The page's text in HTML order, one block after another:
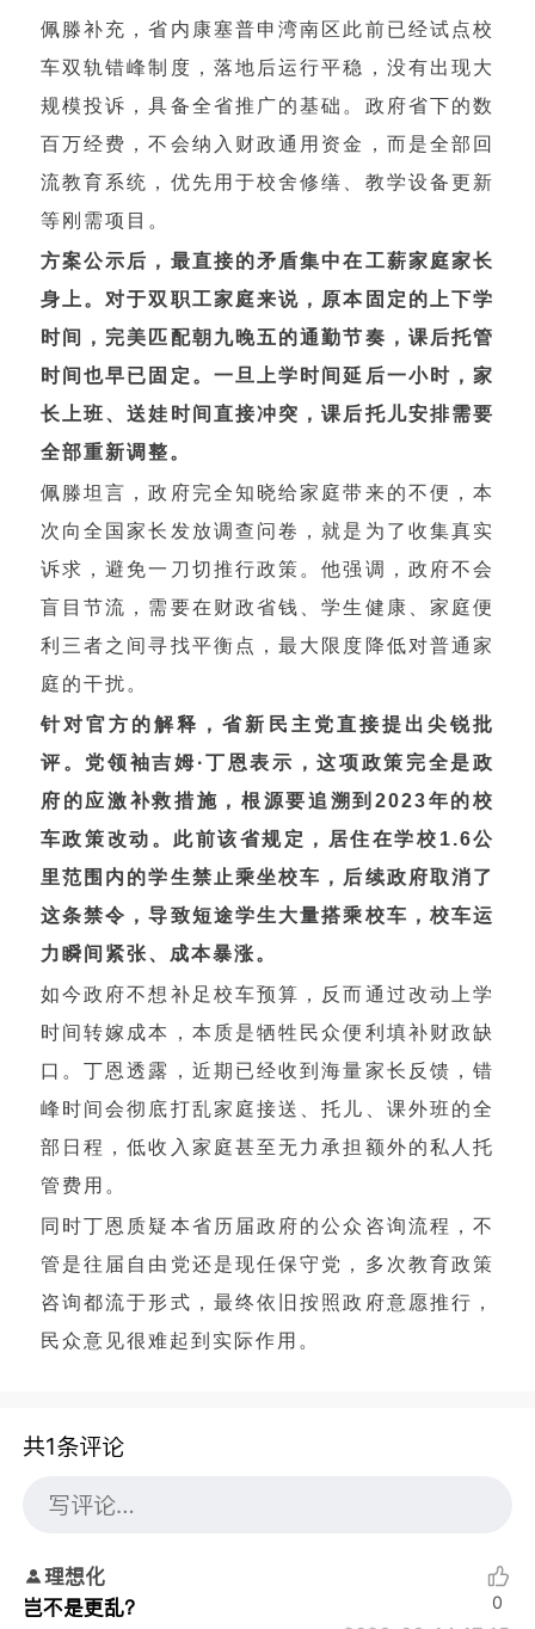
佩滕补充，省内康塞普申湾南区此前已经试点校
车双轨错峰制度，落地后运行平稳，没有出现大
规模投诉，具备全省推广的基础。政府省下的数
百万经费，不会纳入财政通用资金，而是全部回
流教育系统，优先用于校舍修缮、教学设备更新
等刚需项目。
方案公示后，最直接的矛盾集中在工薪家庭家长
身上。对于双职工家庭来说，原本固定的上下学
时间，完美匹配朝九晚五的通勤节奏，课后托管
时间也早已固定。一旦上学时间延后一小时，家
长上班、送娃时间直接冲突，课后托儿安排需要
全部重新调整。
佩滕坦言，政府完全知晓给家庭带来的不便，本
次向全国家长发放调查问卷，就是为了收集真实
诉求，避免一刀切推行政策。他强调，政府不会
盲目节流，需要在财政省钱、学生健康、家庭便
利三者之间寻找平衡点，最大限度降低对普通家
庭的干扰。
针对官方的解释，省新民主党直接提出尖锐批
评。党领袖吉姆·丁恩表示，这项政策完全是政
府的应激补救措施，根源要追溯到2023年的校
车政策改动。此前该省规定，居住在学校1.6公
里范围内的学生禁止乘坐校车，后续政府取消了
这条禁令，导致短途学生大量搭乘校车，校车运
力瞬间紧张、成本暴涨。
如今政府不想补足校车预算，反而通过改动上学
时间转嫁成本，本质是牺牲民众便利填补财政缺
口。丁恩透露，近期已经收到海量家长反馈，错
峰时间会彻底打乱家庭接送、托儿、课外班的全
部日程，低收入家庭甚至无力承担额外的私人托
管费用。
同时丁恩质疑本省历届政府的公众咨询流程，不
管是往届自由党还是现任保守党，多次教育政策
咨询都流于形式，最终依旧按照政府意愿推行，
民众意见很难起到实际作用。
共1条评论
理想化
岂不是更乱？
0